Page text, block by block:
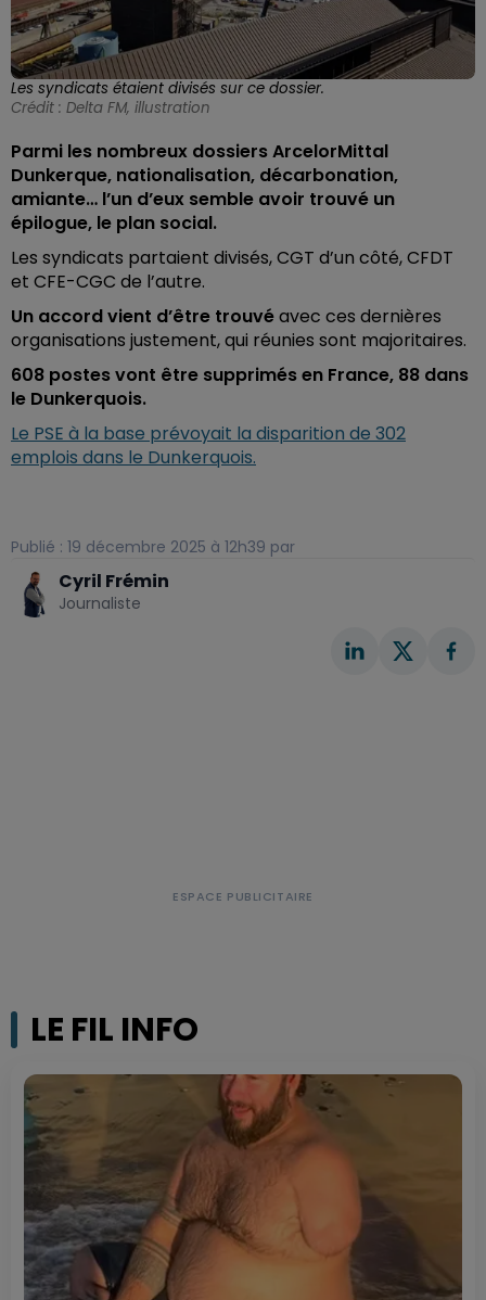
Les syndicats étaient divisés sur ce dossier.
Crédit : Delta FM, illustration
Parmi les nombreux dossiers ArcelorMittal
Dunkerque, nationalisation, décarbonation,
amiante… l’un d’eux semble avoir trouvé un
épilogue, le plan social.
Les syndicats partaient divisés, CGT d’un côté, CFDT
et CFE-CGC de l’autre.
Un accord vient d’être trouvéavec ces dernières
organisations justement, qui réunies sont majoritaires.
608 postes vont être supprimés en France, 88 dans
le Dunkerquois.
Le PSE à la base prévoyait la disparition de 302
emplois dans le Dunkerquois.
Publié : 19 décembre 2025 à 12h39 par
Cyril Frémin
Journaliste
LE FIL INFO